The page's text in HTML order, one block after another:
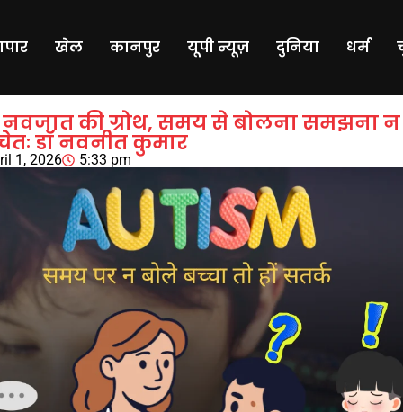
खेल कानपुर यूपी न्यूज़ दुनिया धर्म
नवजात की ग्रोथ, समय से बोलना समझना
डॉ नवनीत कुमार
1, 2026 5:33 pm